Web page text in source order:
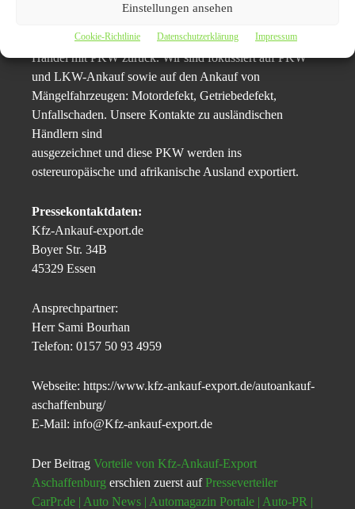
Einstellungen ansehen
Cookie-Richtlinie Datenschutzerklärung Impressum
Unsere Firma blickt auf mehr als 15 Jahre Erfahrung im
Handel mit PKW zurück. Wir sind fokussiert auf PKW
und LKW-Ankauf sowie auf den Ankauf von
Mängelfahrzeugen: Motordefekt, Getriebedefekt,
Unfallschaden. Unsere Kontakte zu ausländischen
Händlern sind
ausgezeichnet und diese PKW werden ins
ostereuropäische und afrikanische Ausland exportiert.
Pressekontaktdaten:
Kfz-Ankauf-export.de
Boyer Str. 34B
45329 Essen
Ansprechpartner:
Herr Sami Bourhan
Telefon: 0157 50 93 4959
Webseite: https://www.kfz-ankauf-export.de/autoankauf-
aschaffenburg/
E-Mail: info@Kfz-ankauf-export.de
Der Beitrag Vorteile von Kfz-Ankauf-Export
Aschaffenburg erschien zuerst aufPresseverteiler
CarPr.de | Auto News | Automagazin Portale | Auto-PR |